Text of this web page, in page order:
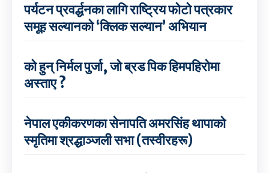
पर्यटन प्रवर्द्धनका लागि राष्ट्रिय फोटो पत्रकार
समूह सल्यानको ‘क्लिक सल्यान’ अभियान
को हुन् निर्मल पुर्जा, जो ब्रड पिक हिमपहिरोमा
अस्ताए ?
नेपाल एकीकरणका सेनापति अमरसिंह थापाको
स्मृतिमा श्रद्धाञ्जली सभा (तस्वीरहरू)